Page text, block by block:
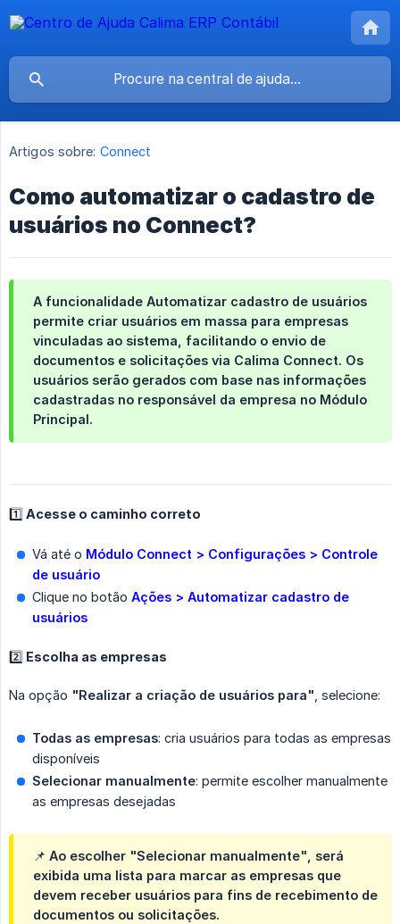
Artigos sobre: Connect
Como automatizar o cadastro de
usuários no Connect?
A funcionalidade Automatizar cadastro de usuários
permite criar usuários em massa para empresas
vinculadas ao sistema, facilitando o envio de
documentos e solicitações via Calima Connect. Os
usuários serão gerados com base nas informações
cadastradas no responsável da empresa no Módulo
Principal.
1️⃣ Acesse o caminho correto
Vá até o Módulo Connect > Configurações > Controle
de usuário
Clique no botão Ações > Automatizar cadastro de
usuários
2️⃣ Escolha as empresas
Na opção "Realizar a criação de usuários para" , selecione:
Todas as empresas: cria usuários para todas as empresas
disponíveis
Selecionar manualmente: permite escolher manualmente
as empresas desejadas
📌 Ao escolher "Selecionar manualmente" , será
exibida uma lista para marcar as empresas que
devem receber usuários para fins de recebimento de
documentos ou solicitações.